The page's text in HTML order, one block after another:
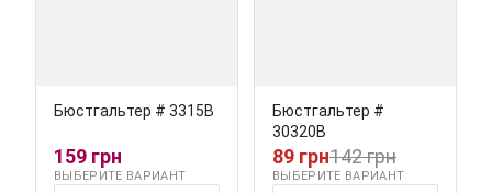
Бюстгальтер # 3315В
159 грн
ВЫБЕРИТЕ ВАРИАНТ
Бюстгальтер #
30320В
89 грн142 грн
ВЫБЕРИТЕ ВАРИАНТ